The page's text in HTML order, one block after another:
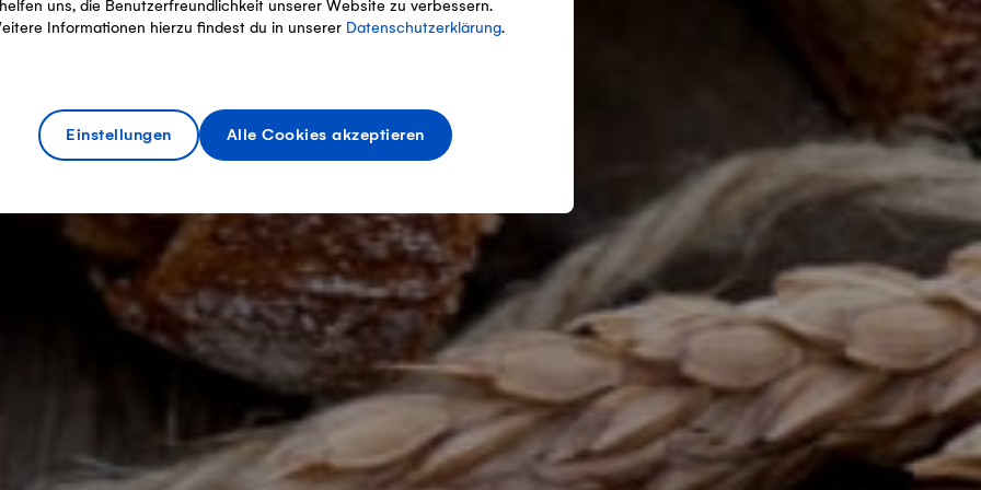
uns, die Benutzerfreundlichkeit unserer Website zu verbessern.
Informationen hierzu findest du in unserer Datenschutzerklärung.
Einstellungen Alle Cookies akzeptieren